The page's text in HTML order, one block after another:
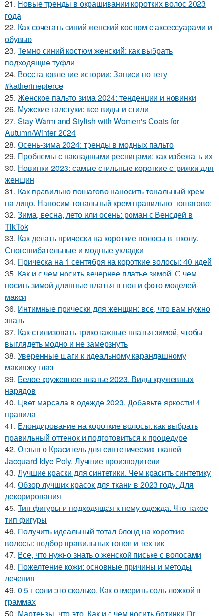
21. Новые тренды в окрашивании коротких волос 2023
года
22. Как сочетать синий женский костюм с аксессуарами и
обувью
23. Темно синий костюм женский: как выбрать
подходящие туфли
24. Восстановление истории: Записи по тегу
#katherinepierce
25. Женское пальто зима 2024: тенденции и новинки
26. Мужские галстуки: все виды и стили
27. Stay Warm and Stylish with Women's Coats for
Autumn/Winter 2024
28. Осень-зима 2024: тренды в модных пальто
29. Проблемы с накладными ресницами: как избежать их
30. Новинки 2023: самые стильные короткие стрижки для
женщин
31. Как правильно пошагово наносить тональный крем
на лицо. Наносим тональный крем правильно пошагово:
32. Зима, весна, лето или осень: роман с Венсдей в
TikTok
33. Как делать прически на короткие волосы в школу.
Сногсшибательные и модные укладки
34. Прическа на 1 сентября на короткие волосы: 40 идей
35. Как и с чем носить вечернее платье зимой. С чем
носить зимой длинные платья в пол и фото моделей-
макси
36. Интимные прически для женщин: все, что вам нужно
знать
37. Как стилизовать трикотажные платья зимой, чтобы
выглядеть модно и не замерзнуть
38. Уверенные шаги к идеальному карандашному
макияжу глаз
39. Белое кружевное платье 2023. Виды кружевных
нарядов
40. Цвет марсала в одежде 2023. Добавьте яркости! 4
правила
41. Блондирование на короткие волосы: как выбрать
правильный оттенок и подготовиться к процедуре
42. Отзыв о Краситель для синтетических тканей
Jacquard Idye Poly. Лучшие производители
43. Лучшие краски для синтетики. Чем красить синтетику
44. Обзор лучших красок для ткани в 2023 году. Для
декорирования
45. Тип фигуры и подходящая к нему одежда. Что такое
тип фигуры
46. Получить идеальный тотал блонд на короткие
волосы: подбор правильных тонов и техник
47. Все, что нужно знать о женской письке с волосами
48. Пожелтение кожи: основные причины и методы
лечения
49. 0 5 г соли это сколько. Как отмерить соль ложкой в
граммах
50. Мартензы, что это. Как и с чем носить ботинки Dr.